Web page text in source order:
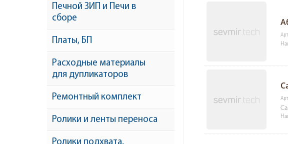
Печной ЗИП и Печи в
сборе
Платы, БП
Расходные материалы
для дупликаторов
Ремонтный комплект
Ролики и ленты переноса